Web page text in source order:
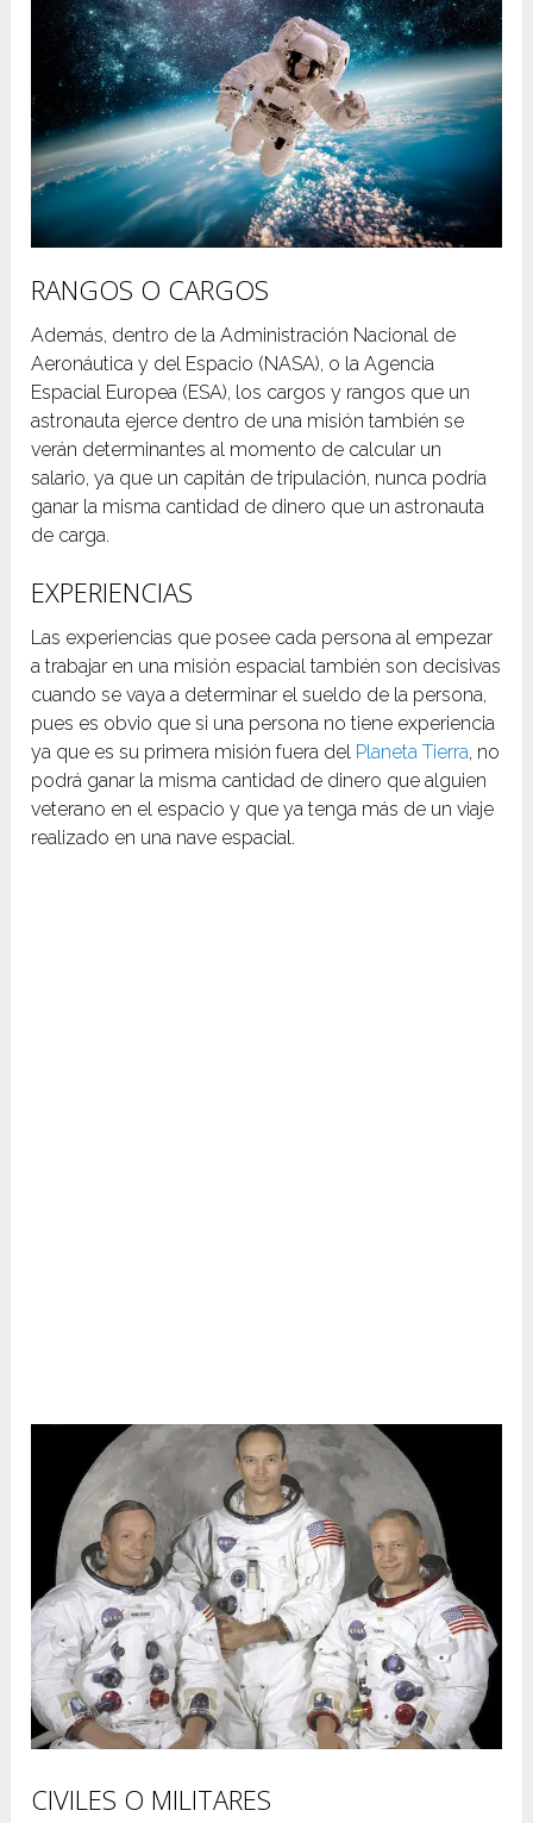
RANGOS O CARGOS
Además, dentro de la Administración Nacional de
Aeronáutica y del Espacio (NASA), o la Agencia
Espacial Europea (ESA), los cargos y rangos que un
astronauta ejerce dentro de una misión también se
verán determinantes al momento de calcular un
salario, ya que un capitán de tripulación, nunca podría
ganar la misma cantidad de dinero que un astronauta
de carga.
EXPERIENCIAS
Las experiencias que posee cada persona al empezar
a trabajar en una misión espacial también son decisivas
cuando se vaya a determinar el sueldo de la persona,
pues es obvio que si una persona no tiene experiencia
ya que es su primera misión fuera del Planeta Tierra, no
podrá ganar la misma cantidad de dinero que alguien
veterano en el espacio y que ya tenga más de un viaje
realizado en una nave espacial.
CIVILES O MILITARES